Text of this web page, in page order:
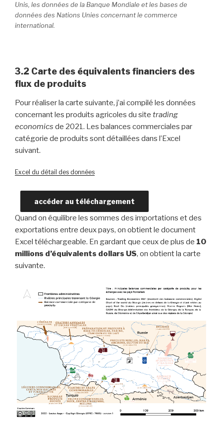
Unis, les données de la Banque Mondiale et les bases de
données des Nations Unies concernant le commerce
international.
3.2 Carte des équivalents financiers des
flux de produits
Pour réaliser la carte suivante, j’ai compilé les données
concernant les produits agricoles du site trading
economics de 2021. Les balances commerciales par
catégorie de produits sont détaillées dans l’Excel
suivant.
Excel du détail des données
accéder au téléchargement
Quand on équilibre les sommes des importations et des
exportations entre deux pays, on obtient le document
Excel téléchargeable. En gardant que ceux de plus de 10
millions d’équivalents dollars US, on obtient la carte
suivante.